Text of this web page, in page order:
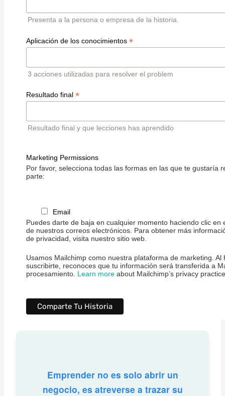
Presenta a la persona o empresa de la historia.
Aplicación de los conocimientos *
3 acciones utilizadas para resolver el problem
Resultado final *
Resultado final y que lecciones has aprendido
Marketing Permissions
Por favor, selecciona todas las formas en las que te gustaría
parte:
Email
Puedes darte de baja en cualquier momento haciendo clic en
de nuestros correos electrónicos. Para obtener más
de privacidad, visita nuestro sitio web.
Usamos Mailchimp como nuestra plataforma de marketing.
suscribirte, reconoces que tu información será transferida a
procesamiento. Learn moreabout Mailchimp’s privacy
Emprender no es solo abrir un
negocio, es atreverse a trazar su